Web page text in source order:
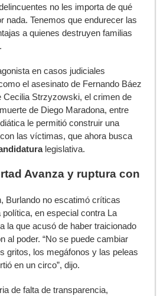
no les importa de qué
nada. Tenemos que endurecer las
a quienes destruyen familias
en casos judiciales
el asesinato de Fernando Báez
Cecilia Strzyzowski, el crimen de
de Diego Maradona, entre
le permitió construir una
las víctimas, que ahora busca
legislativa.
Avanza y ruptura con
Burlando no escatimó críticas
política, en especial contra La
la que acusó de haber traicionado
al poder. “No se puede cambiar
gritos, los megáfonos y las peleas
en un circo”, dijo.
de falta de transparencia,